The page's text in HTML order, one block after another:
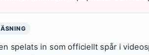
spelats in som officiellt spår i